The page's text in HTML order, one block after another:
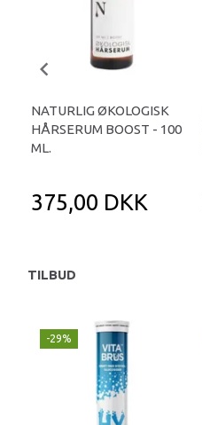
NATURLIG ØKOLOGISK
HÅRSERUM BOOST - 100
ML.
375,00 DKK
TILBUD
-29%